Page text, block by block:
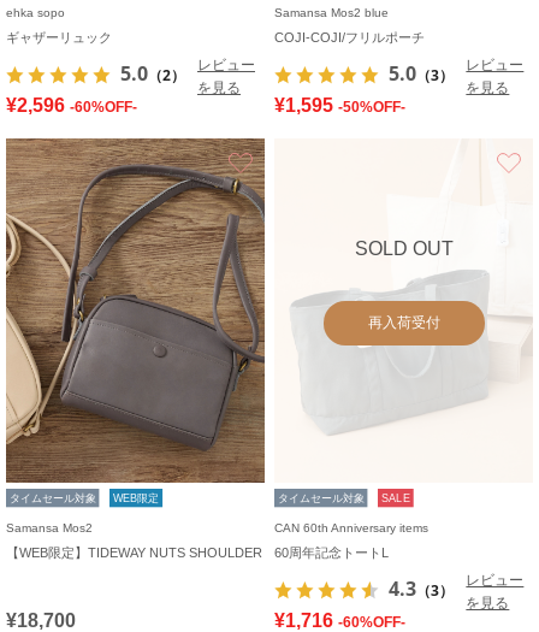
ehka sopo
ギャザーリュック
5.0 （2）
レビュー
を見る
¥2,596 -60%OFF-
Samansa Mos2 blue
COJI-COJI/フリルポーチ
5.0 （3）
レビュー
を見る
¥1,595 -50%OFF-
お気に入り
タイムセール対象 WEB限定
Samansa Mos2
【WEB限定】TIDEWAY NUTS SHOULDER
¥18,700
SOLD OUT
再入荷受付
タイムセール対象 SALE
CAN 60th Anniversary items
60周年記念トートL
4.3 （3）
レビュー
を見る
¥1,716 -60%OFF-